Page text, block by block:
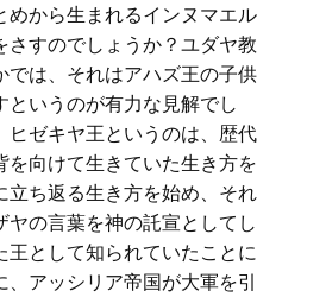
から生まれるインヌマエル
さすのでしょうか？ユダヤ教
では、それはアハズ王の子供
というのが有力な見解でし
ヒゼキヤ王というのは、歴代
を向けて生きていた生き方を
立ち返る生き方を始め、それ
ヤの言葉を神の託宣としてし
王として知られていたことに
、アッシリア帝国が大軍を引